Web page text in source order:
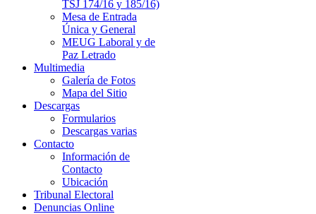
TSJ 174/16 y 185/16)
Mesa de Entrada
Única y General
MEUG Laboral y de
Paz Letrado
Multimedia
Galería de Fotos
Mapa del Sitio
Descargas
Formularios
Descargas varias
Contacto
Información de
Contacto
Ubicación
Tribunal Electoral
Denuncias Online